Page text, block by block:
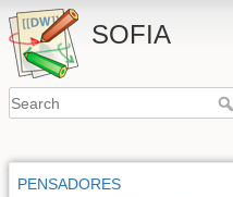
SOFIA
PENSADORES